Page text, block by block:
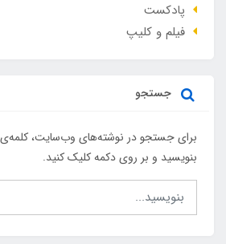
پادکست
فیلم و کلیپ
جستجو
برای جستجو در نوشته‌های وب‌سایت، کلمه‌ی
بنویسید و بر روی دکمه کلیک کنید.